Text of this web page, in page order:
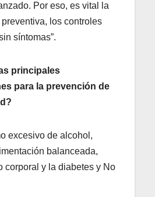
Por eso, es vital la
los controles
síntomas”.
principales
para la prevención de
excesivo de alcohol,
balanceada,
corporal y la diabetes y No